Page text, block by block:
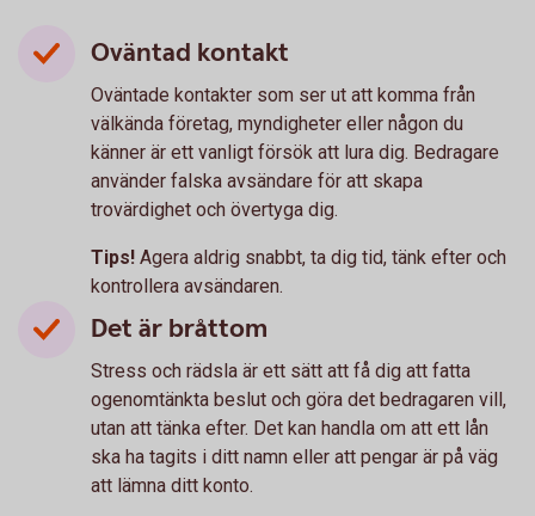
Oväntad kontakt
Oväntade kontakter som ser ut att komma från
välkända företag, myndigheter eller någon du
känner är ett vanligt försök att lura dig. Bedragare
använder falska avsändare för att skapa
trovärdighet och övertyga dig.
Tips! Agera aldrig snabbt, ta dig tid, tänk efter och
kontrollera avsändaren.
Det är bråttom
Stress och rädsla är ett sätt att få dig att fatta
ogenomtänkta beslut och göra det bedragaren vill,
utan att tänka efter. Det kan handla om att ett lån
ska ha tagits i ditt namn eller att pengar är på väg
att lämna ditt konto.